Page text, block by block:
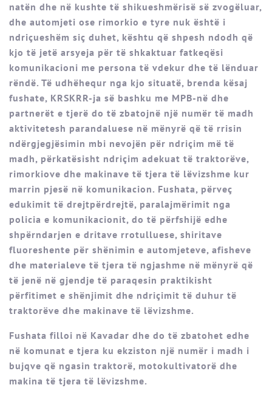
natën dhe në kushte të shikueshmërisë së zvogëluar,
dhe automjeti ose rimorkio e tyre nuk është i
ndriçueshëm siç duhet, kështu që shpesh ndodh që
kjo të jetë arsyeja për të shkaktuar fatkeqësi
komunikacioni me persona të vdekur dhe të lënduar
rëndë. Të udhëhequr nga kjo situatë, brenda kësaj
fushate, KRSKRR-ja së bashku me MPB-në dhe
partnerët e tjerë do të zbatojnë një numër të madh
aktivitetesh parandaluese në mënyrë që të rrisin
ndërgjegjësimin mbi nevojën për ndriçim më të
madh, përkatësisht ndriçim adekuat të traktorëve,
rimorkiove dhe makinave të tjera të lëvizshme kur
marrin pjesë në komunikacion. Fushata, përveç
edukimit të drejtpërdrejtë, paralajmërimit nga
policia e komunikacionit, do të përfshijë edhe
shpërndarjen e dritave rrotulluese, shiritave
fluoreshente për shënimin e automjeteve, afisheve
dhe materialeve të tjera të ngjashme në mënyrë që
të jenë në gjendje të paraqesin praktikisht
përfitimet e shënjimit dhe ndriçimit të duhur të
traktorëve dhe makinave të lëvizshme.
Fushata filloi në Kavadar dhe do të zbatohet edhe
në komunat e tjera ku ekziston një numër i madh i
bujqve që ngasin traktorë, motokultivatorë dhe
makina të tjera të lëvizshme.